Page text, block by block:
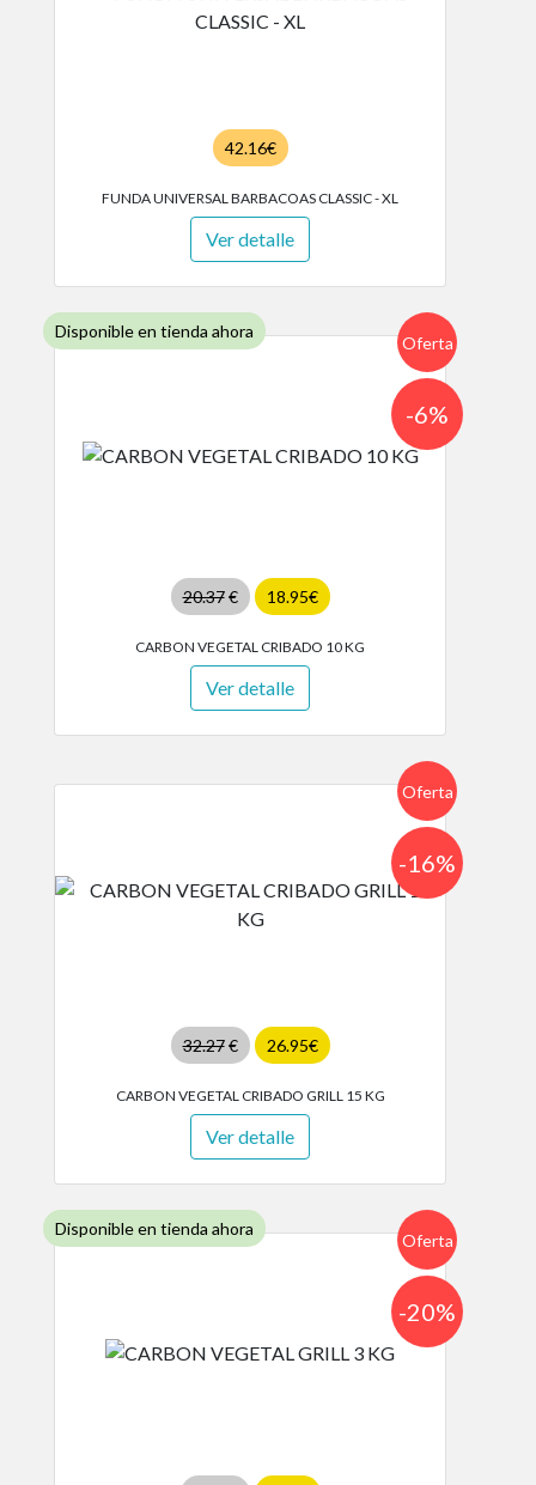
42.16€
FUNDA UNIVERSAL BARBACOAS CLASSIC - XL
Ver detalle
Disponible en tienda ahora
Oferta
20.37€ 18.95€
-6%
CARBON VEGETAL CRIBADO 10 KG
Ver detalle
Oferta
32.27€ 26.95€
-16%
CARBON VEGETAL CRIBADO GRILL 15 KG
Ver detalle
Disponible en tienda ahora
Oferta
-20%